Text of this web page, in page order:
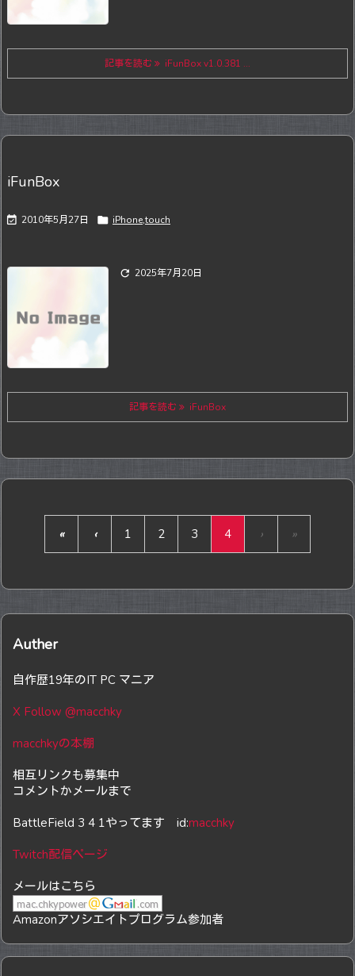
記事を読む iFunBox v1.0.381 ...
iFunBox
 2010年5月27日  iPhone,touch
 2025年7月20日
記事を読む iFunBox
« ‹ 1 2 3 4 › »
Auther
自作歴19年のIT PC マニア
X Follow @macchky
macchkyの本棚
相互リンクも募集中
コメントかメールまで
BattleField 3 4 1やってます id:macchky
Twitch配信ページ
メールはこちら
Amazonアソシエイトプログラム参加者